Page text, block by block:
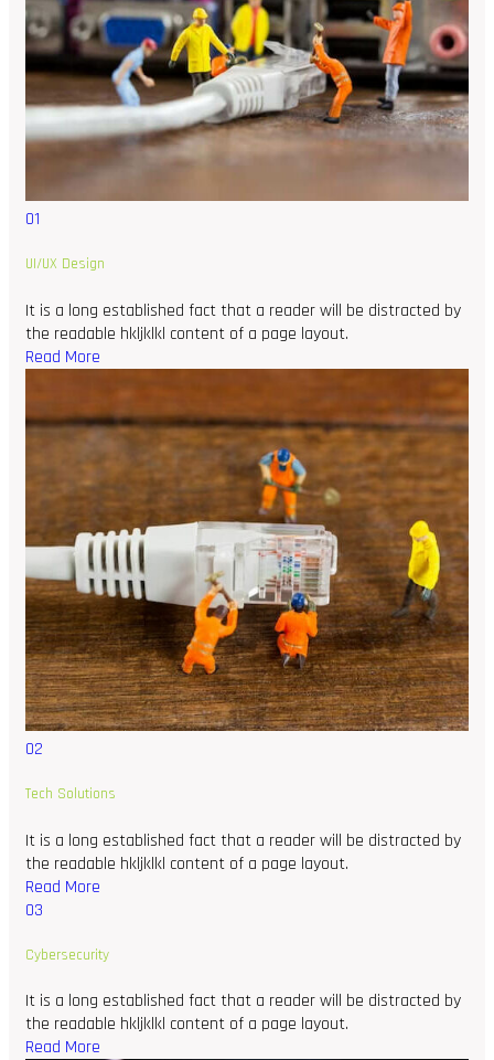
01
UI/UX Design
It is a long established fact that a reader will be distracted by
the readable hkljklkl content of a page layout.
Read More
02
Tech Solutions
It is a long established fact that a reader will be distracted by
the readable hkljklkl content of a page layout.
Read More
03
Cybersecurity
It is a long established fact that a reader will be distracted by
the readable hkljklkl content of a page layout.
Read More